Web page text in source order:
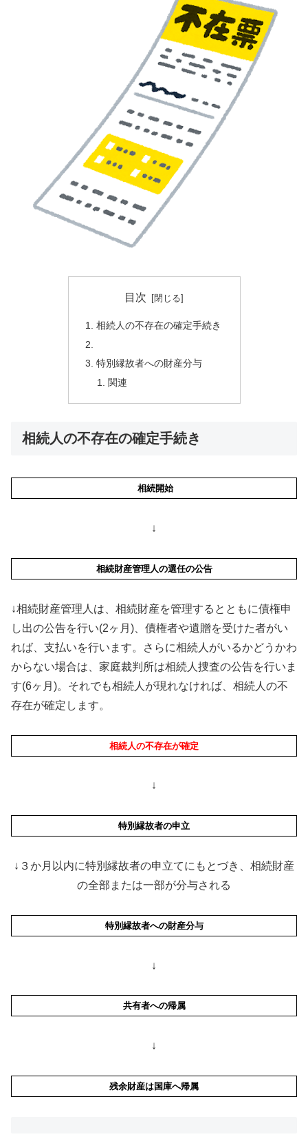
目次
相続人の不存在の確定手続き
特別縁故者への財産分与
関連
相続人の不存在の確定手続き
相続開始
↓
相続財産管理人の選任の公告
↓相続財産管理人は、相続財産を管理するとともに債権申
し出の公告を行い(2ヶ月)、債権者や遺贈を受けた者がい
れば、支払いを行います。さらに相続人がいるかどうかわ
からない場合は、家庭裁判所は相続人捜査の公告を行いま
す(6ヶ月)。それでも相続人が現れなければ、相続人の不
存在が確定します。
相続人の不存在が確定
↓
特別縁故者の申立
↓３か月以内に特別縁故者の申立てにもとづき、相続財産
の全部または一部が分与される
特別縁故者への財産分与
↓
共有者への帰属
↓
残余財産は国庫へ帰属